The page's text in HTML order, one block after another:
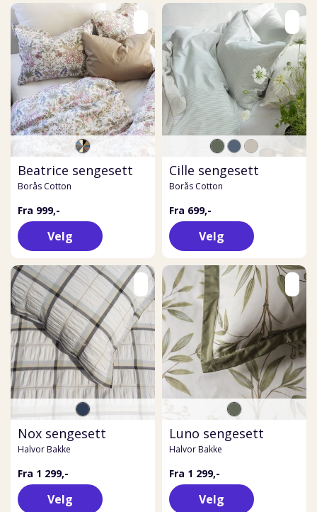
Beatrice sengesett
Borås Cotton
Fra 999,-
Velg
Cille sengesett
Borås Cotton
Fra 699,-
Velg
Nox sengesett
Halvor Bakke
Fra 1 299,-
Velg
Luno sengesett
Halvor Bakke
Fra 1 299,-
Velg